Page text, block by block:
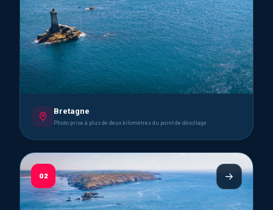
Bretagne
Photo prise à plus de deux kilomètres du point de décollage
02